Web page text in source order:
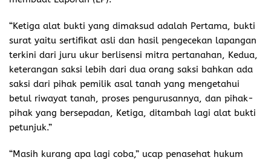
“Ketiga alat bukti yang dimaksud adalah Pertama, bukti
surat yaitu sertifikat asli dan hasil pengecekan lapangan
terkini dari juru ukur berlisensi mitra pertanahan, Kedua,
keterangan saksi lebih dari dua orang saksi bahkan ada
saksi dari pihak pemilik asal tanah yang mengetahui
betul riwayat tanah, proses pengurusannya, dan pihak-
pihak yang bersepadan, Ketiga, ditambah lagi alat bukti
petunjuk.”
“Masih kurang apa lagi coba,” ucap penasehat hukum